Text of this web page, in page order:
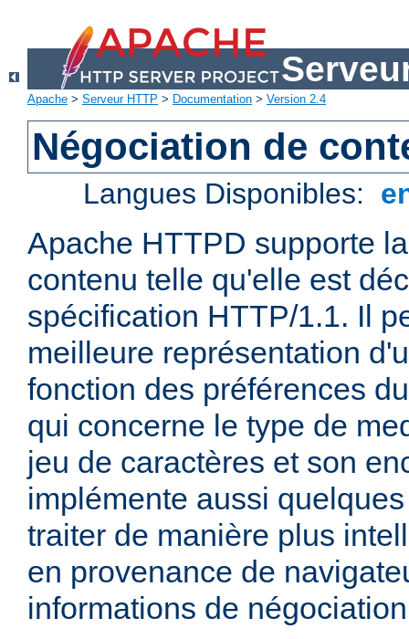
Apache > Serveur HTTP > Documentation > Version 2.4
Négociation de
Langues Disponibles:
Apache HTTPD supporte
contenu telle qu'elle est
spécification HTTP/1.1. Il
meilleure représentation
fonction des préférences
qui concerne le type de
jeu de caractères et son
implémente aussi
traiter de manière plus
en provenance de
informations de